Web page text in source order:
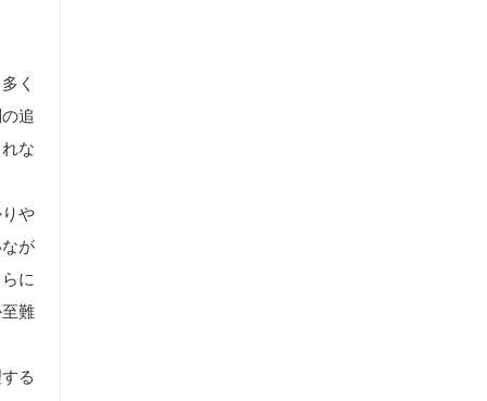
く
追
な
や
が
に
難
る